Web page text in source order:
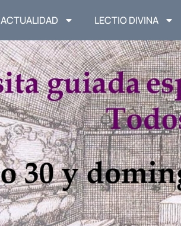
ACTUALIDAD LECTIO DIVINA